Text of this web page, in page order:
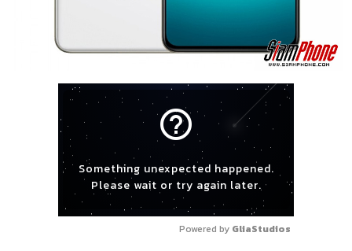
help_outline
Something unexpected happened.
Please wait or try again later.
Powered by GliaStudios